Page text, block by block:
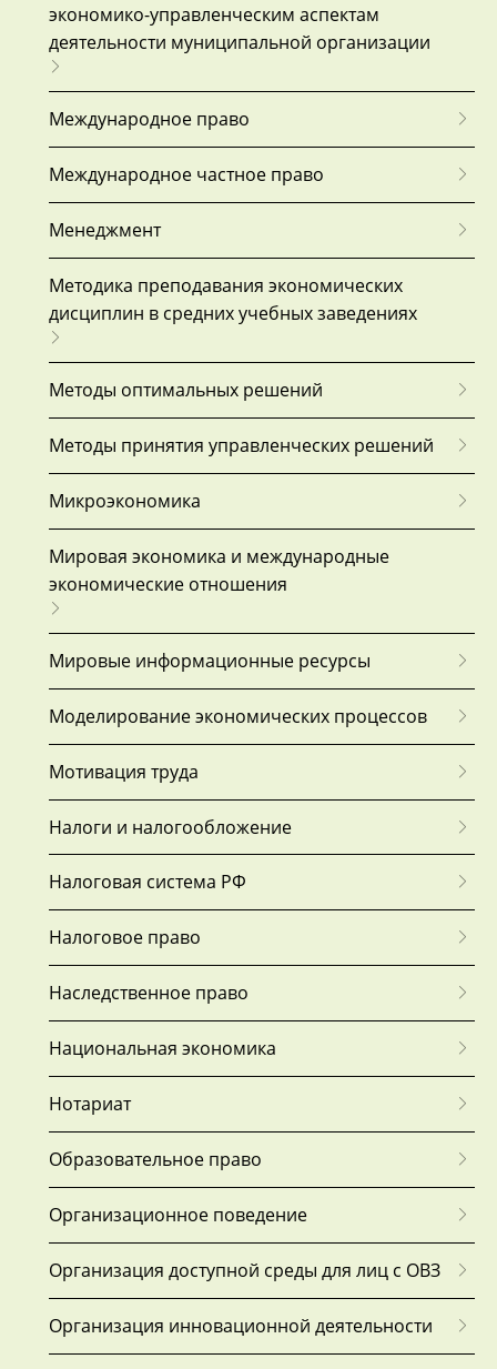
экономико-управленческим аспектам
деятельности муниципальной организации
Международное право
Международное частное право
Менеджмент
Методика преподавания экономических
дисциплин в средних учебных заведениях
Методы оптимальных решений
Методы принятия управленческих решений
Микроэкономика
Мировая экономика и международные
экономические отношения
Мировые информационные ресурсы
Моделирование экономических процессов
Мотивация труда
Налоги и налогообложение
Налоговая система РФ
Налоговое право
Наследственное право
Национальная экономика
Нотариат
Образовательное право
Организационное поведение
Организация доступной среды для лиц с ОВЗ
Организация инновационной деятельности